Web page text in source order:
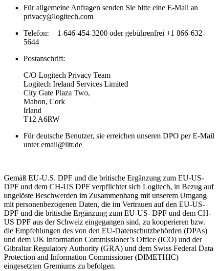
Für allgemeine Anfragen senden Sie bitte eine E-Mail an
privacy@logitech.com
Telefon: + 1-646-454-3200 oder gebührenfrei +1 866-632-
5644
Postanschrift:
C/O Logitech Privacy Team
Logitech Ireland Services Limited
City Gate Plaza Two,
Mahon, Cork
Irland
T12 A6RW
Für deutsche Benutzer, sie erreichen unseren DPO per E-Mail
unter email@iitr.de
Gemäß EU-U.S. DPF und die britische Ergänzung zum EU-US-
DPF und dem CH-US DPF verpflichtet sich Logitech, in Bezug auf
ungelöste Beschwerden im Zusammenhang mit unserem Umgang
mit personenbezogenen Daten, die im Vertrauen auf den EU-US-
DPF und die britische Ergänzung zum EU-US- DPF und dem CH-
US DPF aus der Schweiz eingegangen sind, zu kooperieren bzw.
die Empfehlungen des von den EU-Datenschutzbehörden (DPAs)
und dem UK Information Commissioner’s Office (ICO) und der
Gibraltar Regulatory Authority (GRA) und dem Swiss Federal Data
Protection and Information Commissioner (DIMETHIC)
eingesetzten Gremiums zu befolgen.